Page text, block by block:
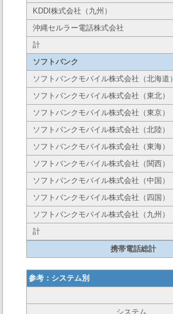
KDDI株式会社（九州）
沖縄セルラー電話株式会社
計
ソフトバンク
ソフトバンクモバイル株式会社（北海道）
ソフトバンクモバイル株式会社（東北）
ソフトバンクモバイル株式会社（東京）
ソフトバンクモバイル株式会社（北陸）
ソフトバンクモバイル株式会社（東海）
ソフトバンクモバイル株式会社（関西）
ソフトバンクモバイル株式会社（中国）
ソフトバンクモバイル株式会社（四国）
ソフトバンクモバイル株式会社（九州）
計
携帯電話総計
参考：システム別
システム